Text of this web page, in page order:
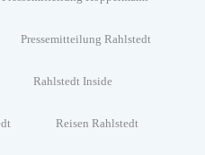
Pressemitteilung Rahlstedt
Rahlstedt Inside
Reisen Rahlstedt